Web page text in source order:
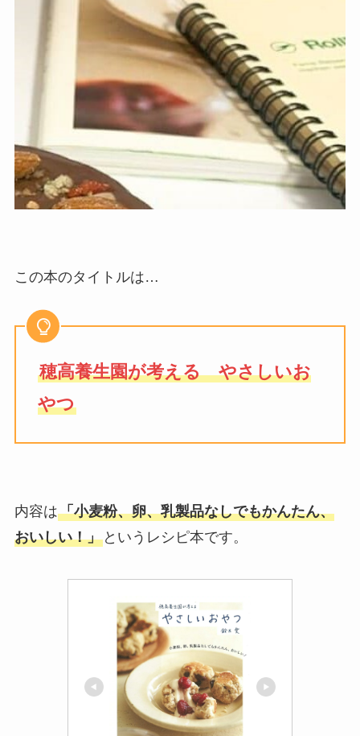
この本のタイトルは…
穂高養生園が考える やさしいお
やつ
内容は「小麦粉、卵、乳製品なしでもかんたん、
おいしい！」というレシピ本です。